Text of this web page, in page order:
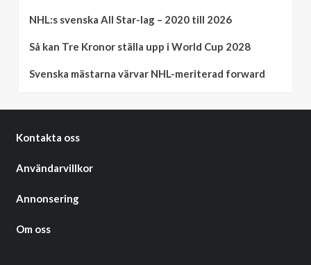
NHL:s svenska All Star-lag – 2020 till 2026
Så kan Tre Kronor ställa upp i World Cup 2028
Svenska mästarna värvar NHL-meriterad forward
Kontakta oss
Användarvillkor
Annonsering
Om oss